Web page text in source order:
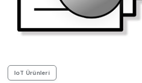
IoT Ürünleri